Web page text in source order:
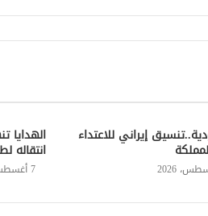
إيراني للاعتداء الهدايا
انتقاله
7 أغسطس، 2026